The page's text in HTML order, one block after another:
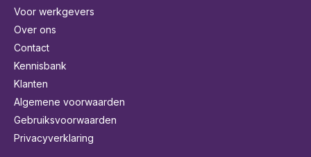
Voor werkgevers
Over ons
Contact
Kennisbank
Klanten
Algemene voorwaarden
Gebruiksvoorwaarden
Privacyverklaring